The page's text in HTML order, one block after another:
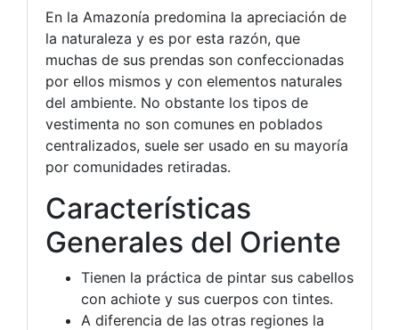
En la Amazonía predomina la apreciación de
la naturaleza y es por esta razón, que
muchas de sus prendas son confeccionadas
por ellos mismos y con elementos naturales
del ambiente. No obstante los tipos de
vestimenta no son comunes en poblados
centralizados, suele ser usado en su mayoría
por comunidades retiradas.
Características
Generales del Oriente
Tienen la práctica de pintar sus cabellos
con achiote y sus cuerpos con tintes.
A diferencia de las otras regiones la